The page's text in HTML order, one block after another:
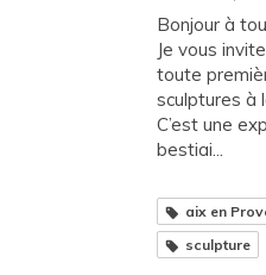
Bonjour à
Je vous
toute
sculptures à
C’est une
bestiai...
aix en
sculpture